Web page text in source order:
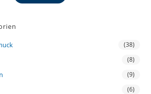
(38)
(8)
(9)
(6)